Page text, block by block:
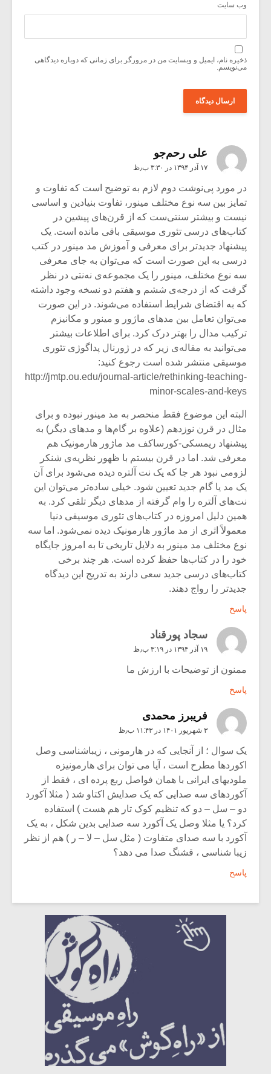
وب‌ سایت
ذخیره نام، ایمیل و وبسایت من در مرورگر برای زمانی که دوباره دیدگاهی
می‌نویسم.
علی رحم‌جو
۱۷ آذر ۱۳۹۴ در ۳:۳۰ ب٫ظ
در مورد پی‌نوشت دوم لازم به توضیح است که تفاوت و
تمایز بین سه نوع مختلف مینور، تفاوت بنیادین و اساسی
نیست و بیشتر سنتی‌ست که از قرن‌های پیشین در
کتاب‌های درسی تئوری موسیقی باقی مانده است. یک
پیشنهاد جدیدتر برای معرفی و آموزش مد مینور در کتب
درسی به این صورت است که می‌توان به جای معرفی
سه نوع مختلف، مینور را یک مجموعه‌ی نه‌نتی در نظر
گرفت که از درجه‌ی ششم و هفتم دو نسخه وجود داشته
که به اقتضای شرایط استفاده می‌شوند. در این صورت
می‌توان تعامل بین مدهای ماژور و مینور و مکانیزم
ترکیب مدال را بهتر درک کرد. برای اطلاعات بیشتر
می‌توانید به مقاله‌ی زیر که در ژورنال پداگوژی تئوری
موسیقی منتشر شده است رجوع کنید:
http://jmtp.ou.edu/journal-article/rethinking-teaching-
minor-scales-and-keys
البته این موضوع فقط منحصر به مد مینور نبوده و برای
مثال در قرن نوزدهم (علاوه بر گام‌ها و مدهای دیگر) به
پیشنهاد ریمسکی-کورساکف مد ماژور هارمونیک هم
معرفی شد. اما در قرن بیستم با ظهور نظریه‌ی شنکر
لزومی نبود هر جا که یک نت آلتره دیده می‌شود برای آن
یک مد یا گام جدید تعیین شود. خیلی ساده‌تر می‌توان این
نت‌های آلتره را وام گرفته از مدهای دیگر تلقی کرد. به
همین دلیل امروزه در کتاب‌های تئوری موسیقی دنیا
معمولاً اثری از مد ماژور هارمونیک دیده نمی‌شود. اما سه
نوع مختلف مد مینور به دلایل تاریخی تا به امروز جایگاه
خود را در کتاب‌ها حفظ کرده است. هر چند برخی
کتاب‌های درسی جدید سعی دارند به تدریج این دیدگاه
جدیدتر را رواج دهند.
پاسخ
سجاد پورقناد
۱۹ آذر ۱۳۹۴ در ۳:۱۹ ب٫ظ
ممنون از توضیحات با ارزش ما
پاسخ
فریبرز محمدی
۳ شهریور ۱۴۰۱ در ۱۱:۴۳ ب٫ظ
یک سوال ؛ از آنجایی که در هارمونی ، زیباشناسی وصل
اکوردها مطرح است ، آیا می توان برای هارمونیزه
ملودیهای ایرانی با همان فواصل ربع پرده ای ، فقط از
آکوردهای سه صدایی که یک صدایش اکتاو شد ( مثلا آکورد
دو – سل – دو که تنظیم کوک تار هم هست ) استفاده
کرد؟ یا مثلا وصل یک آکورد سه صدایی بدین شکل ، به یک
آکورد با سه صدای متفاوت ( مثل سل – لا – ر ) هم از نظر
زیبا شناسی ، قشنگ صدا می دهد؟
پاسخ